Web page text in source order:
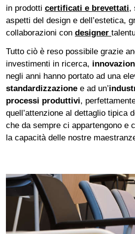
in prodotti certificati e brevettati,
aspetti del design e dell’estetica,
collaborazioni con designer
Tutto ciò è reso possibile grazie
investimenti in ricerca,
negli anni hanno portato ad una
standardizzazione e ad un’
processi produttivi,
quell’attenzione al dettaglio tipica
che da sempre ci appartengono e
la capacità delle nostre